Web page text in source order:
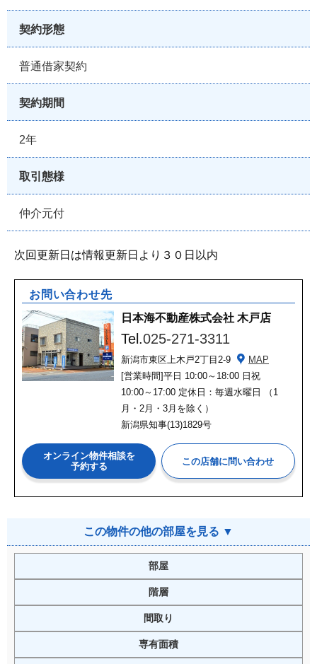
契約形態
普通借家契約
契約期間
2年
取引態様
仲介元付
次回更新日は情報更新日より３０日以内
お問い合わせ先
日本海不動産株式会社 木戸店
Tel.025-271-3311
新潟市東区上木戸2丁目2-9
MAP
[営業時間]平日 10:00～18:00 日祝
10:00～17:00 定休日：毎週水曜日 （1
月・2月・3月を除く）
新潟県知事(13)1829号
オンライン物件相談を
予約する
この物件の他の部屋を見る ▼
部屋
階層
間取り
専有面積